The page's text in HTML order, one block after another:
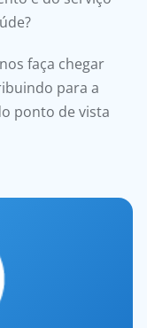
faça chegar
para a
ponto de vista